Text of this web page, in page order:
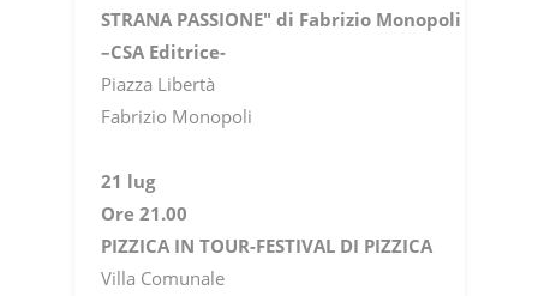
STRANA PASSIONE" di Fabrizio Monopoli
–CSA Editrice-
Piazza Libertà
Fabrizio Monopoli
21 lug
Ore 21.00
PIZZICA IN TOUR-FESTIVAL DI PIZZICA
Villa Comunale